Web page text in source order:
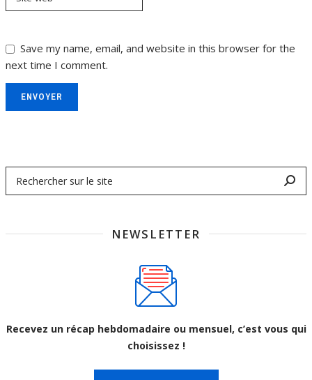
Save my name, email, and website in this browser for the
next time I comment.
ENVOYER
NEWSLETTER
Recevez un récap hebdomadaire ou mensuel, c’est vous qui
choisissez !